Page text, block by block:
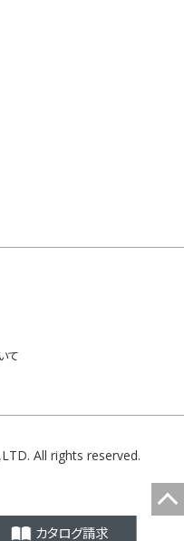
て
All rights reserved.
カタログ請求